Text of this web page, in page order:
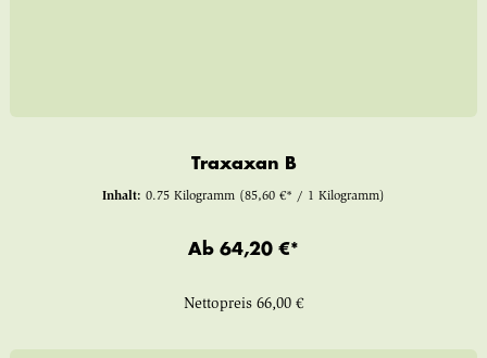
Traxaxan B
Inhalt: 0.75 Kilogramm (85,60 €* / 1 Kilogramm)
Ab 64,20 €*
Nettopreis 66,00 €